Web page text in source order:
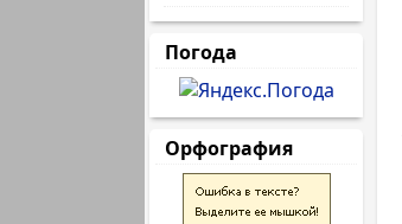
Погода
Орфография